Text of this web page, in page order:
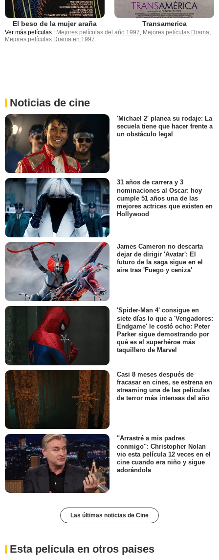
El beso de la mujer araña Transamerica
Ver más películas : Mejores películas del año 1997, Mejores películas Drama,
Mejores películas Drama en 1997.
Noticias de cine
'Michael 2' planea su rodaje: La
secuela tiene que hacer frente a
un obstáculo legal
31 años de carrera y 3
nominaciones al Oscar: hoy
cumple 51 años una de las
mejores actrices que existen en
Hollywood
James Cameron no descarta
dejar de dirigir 'Avatar': El
futuro de la saga sigue en el
aire tras 'Fuego y ceniza'
'Spider-Man 4' consigue en
siete días lo que a 'Vengadores:
Endgame' le costó ocho: Peter
Parker sigue demostrando por
qué es el superhéroe más
taquillero de Marvel
Casi 8 meses después de
fracasar en cines, se estrena en
streaming una de las películas
de terror más intensas del año
"Arrastré a mis padres
conmigo": Christopher Nolan
vio esta película 12 veces en el
cine cuando era niño y sigue
adorándola
Las últimas noticias de Cine
Esta película en otros paises